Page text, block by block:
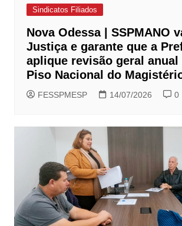
Sindicatos Filiados
Nova Odessa | SSPMANO
Justiça e garante que a
aplique revisão geral anual
Piso Nacional do
FESSPMESP 14/07/2026 0